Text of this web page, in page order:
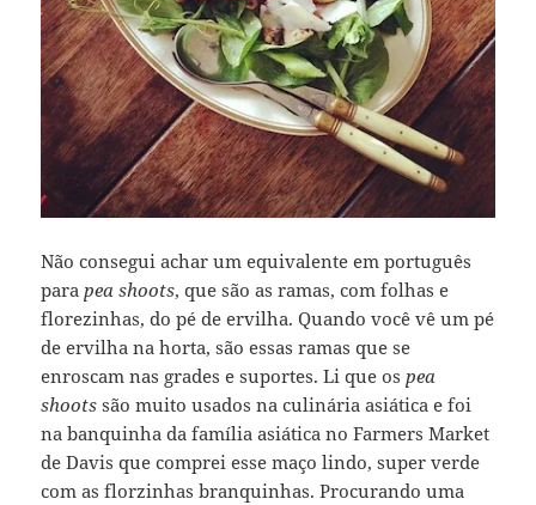
Não consegui achar um equivalente em português
para pea shoots, que são as ramas, com folhas e
florezinhas, do pé de ervilha. Quando você vê um pé
de ervilha na horta, são essas ramas que se
enroscam nas grades e suportes. Li que os pea
shoots são muito usados na culinária asiática e foi
na banquinha da família asiática no Farmers Market
de Davis que comprei esse maço lindo, super verde
com as florzinhas branquinhas. Procurando uma